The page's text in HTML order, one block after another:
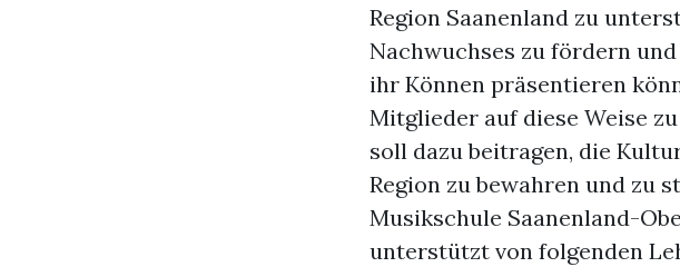
Region Saanenland zu
Nachwuchses zu fördern
ihr Können präsentieren
Mitglieder auf diese Weise
soll dazu beitragen, die
Region zu bewahren und zu
Musikschule Saanenland-
unterstützt von folgenden